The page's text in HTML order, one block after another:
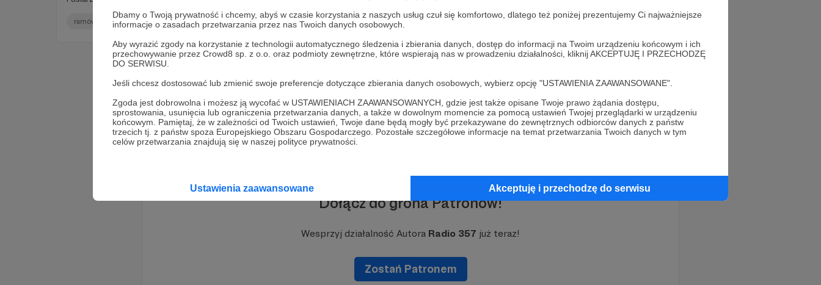
Dbamy o Twoją prywatność i chcemy, abyś w czasie korzystania z naszych usług czuł się komfortowo, dlatego też poniżej prezentujemy Ci najważniejsze
informacje o zasadach przetwarzania przez nas Twoich danych osobowych.
Aby wyrazić zgody na korzystanie z technologii automatycznego śledzenia i zbierania danych, dostęp do informacji na Twoim urządzeniu końcowym i ich
przechowywanie przez Crowd8 sp. z o.o. oraz podmioty zewnętrzne, które wspierają nas w prowadzeniu działalności, kliknij AKCEPTUJĘ I PRZECHODZĘ
DO SERWISU.
Jeśli chcesz dostosować lub zmienić swoje preferencje dotyczące zbierania danych osobowych, wybierz opcję "USTAWIENIA ZAAWANSOWANE".
Zgoda jest dobrowolna i możesz ją wycofać w USTAWIENIACH ZAAWANSOWANYCH, gdzie jest także opisane Twoje prawo żądania dostępu,
sprostowania, usunięcia lub ograniczenia przetwarzania danych, a także w dowolnym momencie za pomocą ustawień Twojej przeglądarki w urządzeniu
końcowym. Pamiętaj, że w zależności od Twoich ustawień, Twoje dane będą mogły być przekazywane do zewnętrznych odbiorców danych z państw
trzecich tj. z państw spoza Europejskiego Obszaru Gospodarczego. Pozostałe szczegółowe informacje na temat przetwarzania Twoich danych w tym
celów przetwarzania znajdują się w naszej polityce prywatności.
Ustawienia zaawansowane Akceptuję i przechodzę do serwisu
ramówka
Dołącz do grona Patronów!
Wesprzyj działalność Autora Radio 357 już teraz!
Zostań Patronem